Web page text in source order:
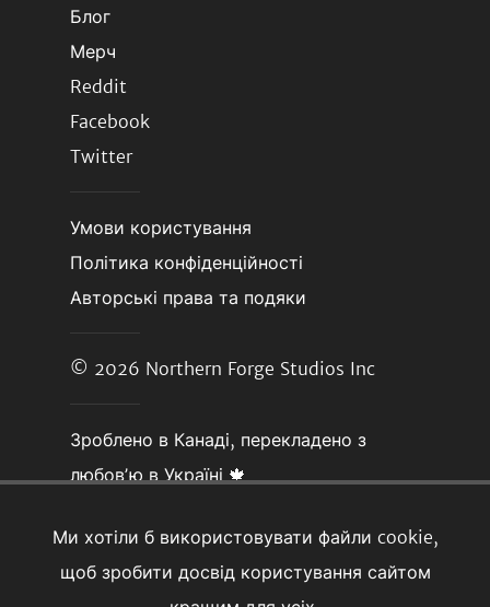
Ми хотіли б використовувати файли cookie,
щоб зробити досвід користування сайтом
Блог
Мерч
Reddit
Facebook
Twitter
Умови користування
Політика конфіденційності
Авторські права та подяки
© 2026 Northern Forge Studios Inc
Зроблено в Канаді, перекладено з
любовʼю в Україні 🍁